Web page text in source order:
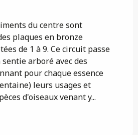
du centre sont
plaques en bronze
de 1 à 9. Ce circuit passe
arboré avec des
pour chaque essence
leurs usages et
d'oiseaux venant y...